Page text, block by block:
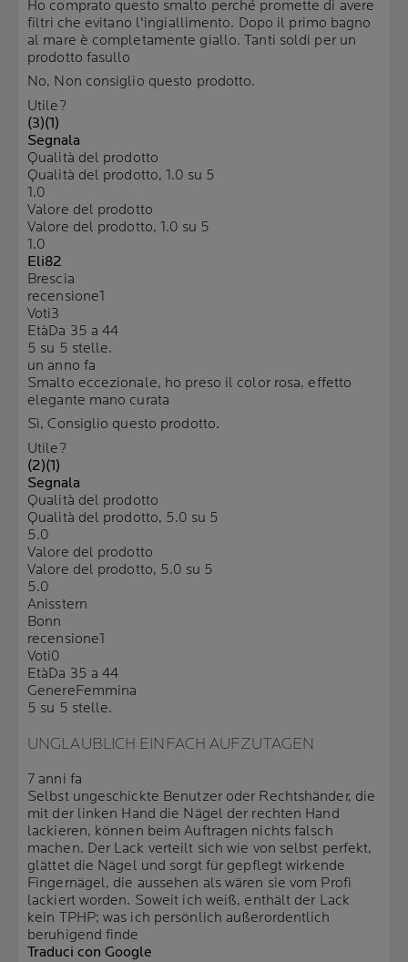
Ho comprato questo smalto perché promette di avere
filtri che evitano l'ingiallimento. Dopo il primo bagno
al mare è completamente giallo. Tanti soldi per un
prodotto fasullo
No, Non consiglio questo prodotto.
Utile?
(3)(1)
Segnala
Qualità del prodotto
Qualità del prodotto, 1.0 su 5
1.0
Valore del prodotto
Valore del prodotto, 1.0 su 5
1.0
Eli82
Brescia
recensione1
Voti3
EtàDa 35 a 44
5 su 5 stelle.
un anno fa
Smalto eccezionale, ho preso il color rosa, effetto
elegante mano curata
Sì, Consiglio questo prodotto.
Utile?
(2)(1)
Segnala
Qualità del prodotto
Qualità del prodotto, 5.0 su 5
5.0
Valore del prodotto
Valore del prodotto, 5.0 su 5
5.0
Anisstern
Bonn
recensione1
Voti0
EtàDa 35 a 44
GenereFemmina
5 su 5 stelle.
UNGLAUBLICH EINFACH AUFZUTAGEN
7 anni fa
Selbst ungeschickte Benutzer oder Rechtshänder, die
mit der linken Hand die Nägel der rechten Hand
lackieren, können beim Auftragen nichts falsch
machen. Der Lack verteilt sich wie von selbst perfekt,
glättet die Nägel und sorgt für gepflegt wirkende
Fingernägel, die aussehen als wären sie vom Profi
lackiert worden. Soweit ich weiß, enthält der Lack
kein TPHP; was ich persönlich außerordentlich
beruhigend finde
Traduci con Google